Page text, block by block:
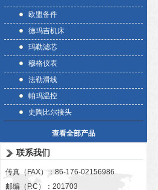
欧盟备件
德玛吉机床
玛勒滤芯
穆格仪表
法勒滑线
帕玛温控
史陶比尔接头
查看全部产品
联系我们
传真（FAX）：86-176-02156986
邮编（P.C）：201703